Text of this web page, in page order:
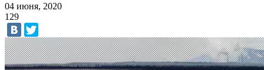
04 июня, 2020
129